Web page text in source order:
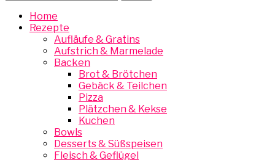
Home
Rezepte
Aufläufe & Gratins
Aufstrich & Marmelade
Backen
Brot & Brötchen
Gebäck & Teilchen
Pizza
Plätzchen & Kekse
Kuchen
Bowls
Desserts & Süßspeisen
Fleisch & Geflügel